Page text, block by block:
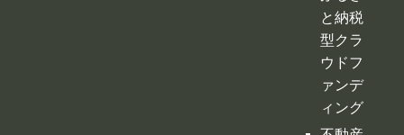
クラウ
ドファ
ンディ
ング
投資型
クラウ